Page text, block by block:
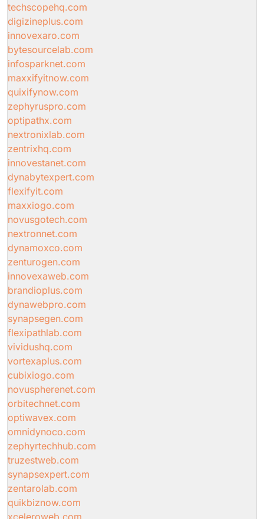
techscopehq.com
digizineplus.com
innovexaro.com
bytesourcelab.com
infosparknet.com
maxxifyitnow.com
quixifynow.com
zephyruspro.com
optipathx.com
nextronixlab.com
zentrixhq.com
innovestanet.com
dynabytexpert.com
flexifyit.com
maxxiogo.com
novusgotech.com
nextronnet.com
dynamoxco.com
zenturogen.com
innovexaweb.com
brandioplus.com
dynawebpro.com
synapsegen.com
flexipathlab.com
vividushq.com
vortexaplus.com
cubixiogo.com
novuspherenet.com
orbitechnet.com
optiwavex.com
omnidynoco.com
zephyrtechhub.com
truzestweb.com
synapsexpert.com
zentarolab.com
quikbiznow.com
xceleroweb.com